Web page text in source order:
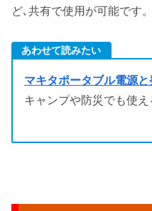
ど､共有で使用が可能です。
あわせて読みたい
マキタポータブル電源
キャンプや防災でも使え